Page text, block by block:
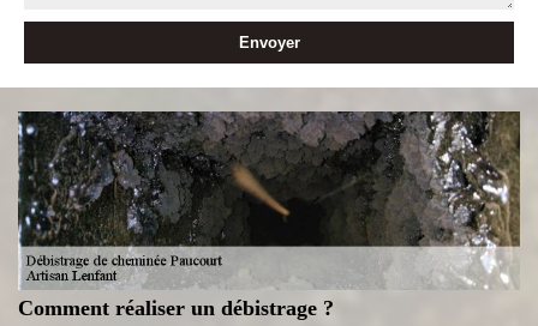
Comment réaliser un débistrage ?